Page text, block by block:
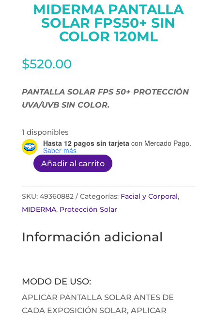
MIDERMA PANTALLA
SOLAR FPS50+ SIN
COLOR 120ML
$520.00
PANTALLA SOLAR FPS 50+ PROTECCIÓN
UVA/UVB SIN COLOR.
1 disponibles
Hasta 12 pagos sin tarjeta con Mercado Pago.
Saber más
Miderma
solar
FPS50+
color
Añadir al carrito
SKU: 49360882 Categorías: Facial y Corporal,
MIDERMA, Protección Solar
Información adicional
MODO DE USO:
APLICAR PANTALLA SOLAR ANTES DE
CADA EXPOSICIÓN SOLAR, APLICAR